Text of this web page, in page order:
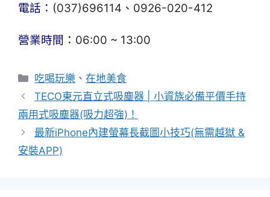
電話： (037)696114、0926-020-412
營業時間： 06:00 ~ 13:00
分
類
吃喝玩樂 、在地美食
TECO東元直立式吸塵器 | 小資族必備平價手持
兩用式吸塵器(吸力超強)！
最新iPhone內建螢幕長截圖小技巧(無需越獄 &
安裝APP)